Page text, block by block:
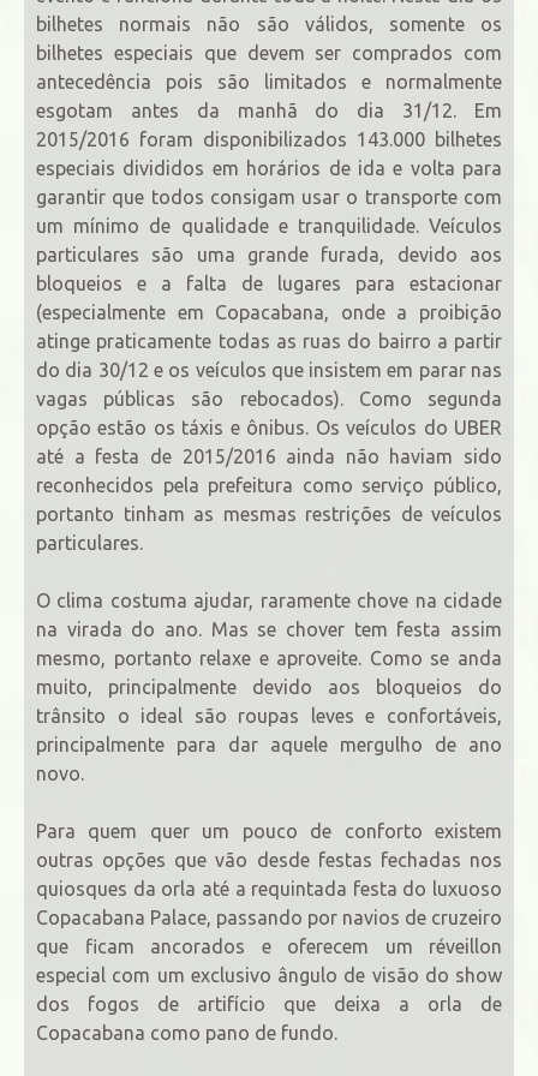
bilhetes normais não são válidos, somente os
bilhetes especiais que devem ser comprados com
antecedência pois são limitados e normalmente
esgotam antes da manhã do dia 31/12. Em
2015/2016 foram disponibilizados 143.000 bilhetes
especiais divididos em horários de ida e volta para
garantir que todos consigam usar o transporte com
um mínimo de qualidade e tranquilidade. Veículos
particulares são uma grande furada, devido aos
bloqueios e a falta de lugares para estacionar
(especialmente em Copacabana, onde a proibição
atinge praticamente todas as ruas do bairro a partir
do dia 30/12 e os veículos que insistem em parar nas
vagas públicas são rebocados). Como segunda
opção estão os táxis e ônibus. Os veículos do UBER
até a festa de 2015/2016 ainda não haviam sido
reconhecidos pela prefeitura como serviço público,
portanto tinham as mesmas restrições de veículos
particulares.
O clima costuma ajudar, raramente chove na cidade
na virada do ano. Mas se chover tem festa assim
mesmo, portanto relaxe e aproveite. Como se anda
muito, principalmente devido aos bloqueios do
trânsito o ideal são roupas leves e confortáveis,
principalmente para dar aquele mergulho de ano
novo.
Para quem quer um pouco de conforto existem
outras opções que vão desde festas fechadas nos
quiosques da orla até a requintada festa do luxuoso
Copacabana Palace, passando por navios de cruzeiro
que ficam ancorados e oferecem um réveillon
especial com um exclusivo ângulo de visão do show
dos fogos de artifício que deixa a orla de
Copacabana como pano de fundo.